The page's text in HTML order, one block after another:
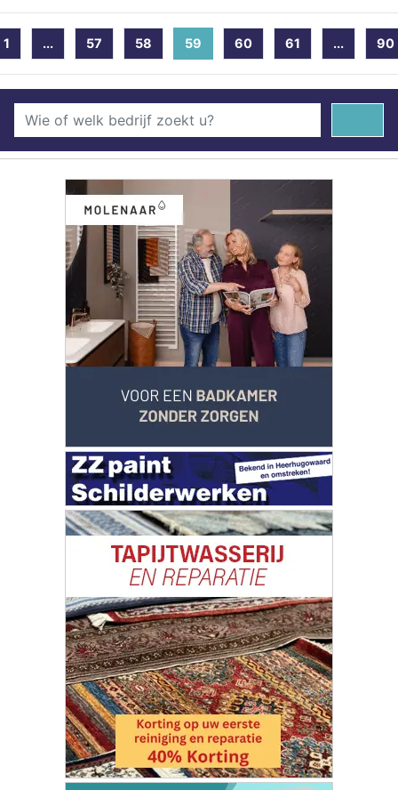
1 ... 57 58 59 (current)
60 61 ... 90